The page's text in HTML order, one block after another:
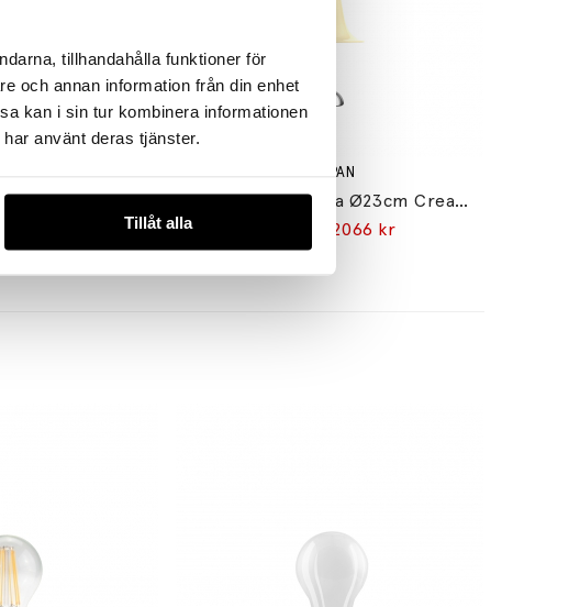
tillhandahålla funktioner för
och annan information från din enhet
kan i sin tur kombinera informationen
använt deras tjänster.
Tillåt alla
Pantop Bordslampa Ø23cm Light Teal
VERPAN
Pantop Bordslampa Ø23cm Cream White
2066 kr